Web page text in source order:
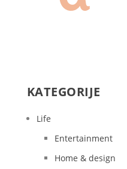
KATEGORIJE
Life
Entertainment
Home & design